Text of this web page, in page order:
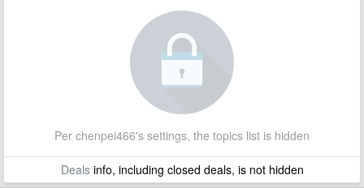
Per chenpei466's settings, the topics list is hidden
Dealsinfo, including closed deals, is not hidden